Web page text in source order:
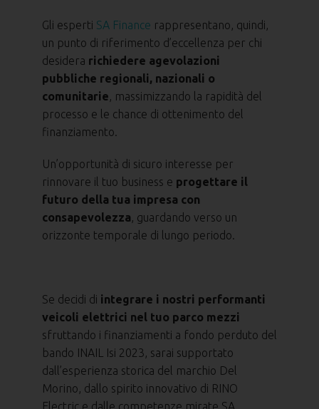
Gli esperti SA Finance rappresentano, quindi,
un punto di riferimento d’eccellenza per chi
desidera richiedere agevolazioni
pubbliche regionali, nazionali o
comunitarie, massimizzando la rapidità del
processo e le chance di ottenimento del
finanziamento.
Un’opportunità di sicuro interesse per
rinnovare il tuo business e progettare il
futuro della tua impresa con
consapevolezza, guardando verso un
orizzonte temporale di lungo periodo.
Se decidi di integrare i nostri performanti
veicoli elettrici nel tuo parco mezzi
sfruttando i finanziamenti a fondo perduto del
bando INAIL Isi 2023, sarai supportato
dall’esperienza storica del marchio Del
Morino, dallo spirito innovativo di RINO
Electric e dalle competenze mirate SA